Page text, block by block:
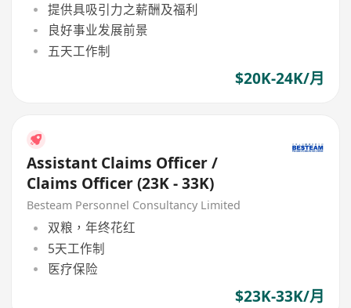
提供具吸引力之薪酬及福利
良好事业发展前景
五天工作制
$20K-24K/月
Assistant Claims Officer /
Claims Officer (23K - 33K)
Besteam Personnel Consultancy Limited
双粮，年终花红
5天工作制
医疗保险
$23K-33K/月